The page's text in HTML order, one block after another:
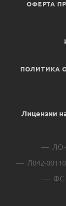
ОФЕРТА
ПОЛИТИКА
Лицензии
ЛО-
Л042-
ФС